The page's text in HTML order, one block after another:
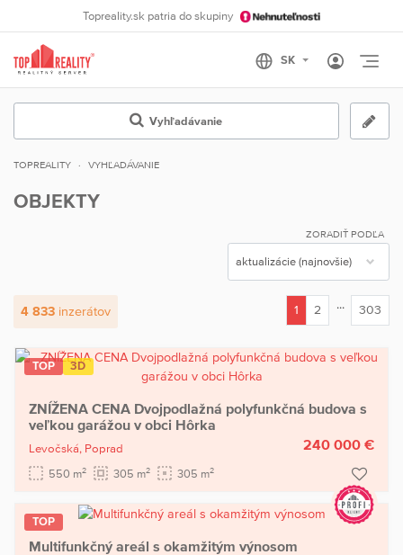
Topreality.sk patria do skupiny
Vyhľadávanie
TOPREALITY VYHĽADÁVANIE
OBJEKTY
ZORADIŤ PODĽA
4 833 inzerátov
1
2 ... 303
TOP 3D
ZNÍŽENA CENA Dvojpodlažná polyfunkčná budova s
veľkou garážou v obci Hôrka
Levočská, Poprad
550 m2 305 m2 305 m2
240 000 €
TOP
Multifunkčný areál s okamžitým výnosom